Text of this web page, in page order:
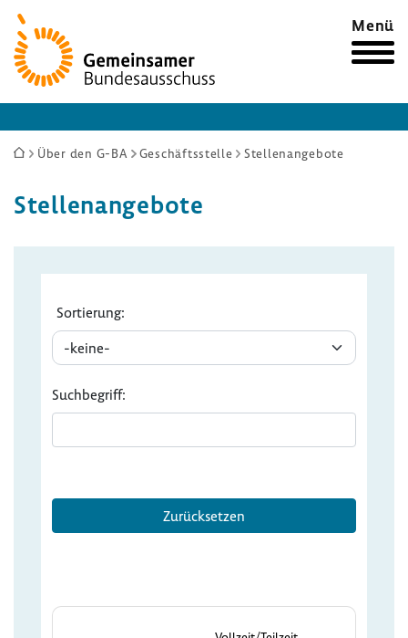
Zur
Startseite
Menü
Sie
hier:
Über den G-BA Geschäftsstelle Stellenangebote
Stel­len­an­ge­bote